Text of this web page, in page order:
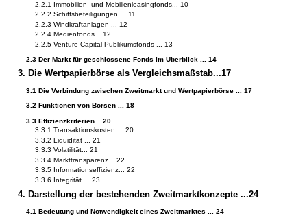
2.2.1 Immobilien- und Mobilienleasingfonds... 10
2.2.2 Schiffsbeteiligungen ... 11
2.2.3 Windkraftanlagen ... 12
2.2.4 Medienfonds... 12
2.2.5 Venture-Capital-Publikumsfonds ... 13
2.3 Der Markt für geschlossene Fonds im Überblick ... 14
3. Die Wertpapierbörse als Vergleichsmaßstab...17
3.1 Die Verbindung zwischen Zweitmarkt und Wertpapierbörse ... 17
3.2 Funktionen von Börsen ... 18
3.3 Effizienzkriterien... 20
3.3.1 Transaktionskosten ... 20
3.3.2 Liquidität ... 21
3.3.3 Volatilität... 21
3.3.4 Markttransparenz... 22
3.3.5 Informationseffizienz... 22
3.3.6 Integrität ... 23
4. Darstellung der bestehenden Zweitmarktkonzepte ...24
4.1 Bedeutung und Notwendigkeit eines Zweitmarktes ... 24